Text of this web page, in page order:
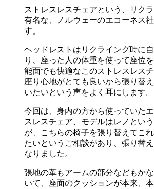
ストレスレスチェアという、リク
有名な、ノルウェーのエコーネス
す。
ヘッドレストはリクライング時に
り、座った人の体重を使って座位
能面でも快適なこのストレスレスチ
座り心地がとても良いから張り替
いたいという声をよく耳にします。
今回は、身内の方から使っていた
スレスチェア、モデルはレノとい
が、こちらの椅子を張り替えてこ
たいというご相談があり、張り替
なりました。
張地の革もアームの部分などもか
いて、座面のクッションが本来、